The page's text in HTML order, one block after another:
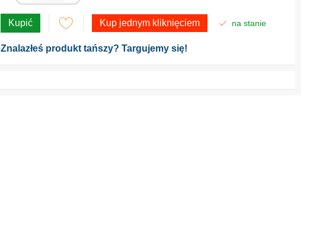
Kupić Kup jednym kliknięciem na stanie
Znalazłeś produkt tańszy? Targujemy się!